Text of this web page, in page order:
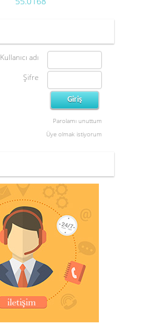
Kullanıcı adı
Şifre
Parolamı unuttum
Üye olmak istiyorum